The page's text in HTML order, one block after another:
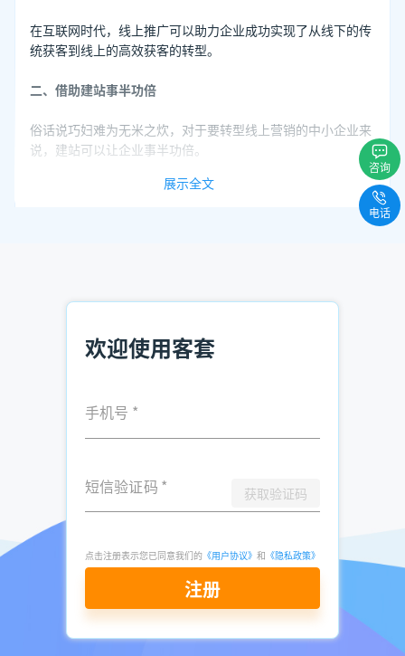
在互联网时代，线上推广可以助力企业成功实现了从线下的传
统获客到线上的高效获客的转型。
二、借助建站事半功倍
俗话说巧妇难为无米之炊，对于要转型线上营销的中小企业来
说，建站可以让企业事半功倍。
除此之外，企业在建站的同时还可以使用网站链接借助优质平
触达他的客户群，其效果有了显著的提升，使中小企业在线上
通过客套企业名录搜索软件，可根据企业目标客户画像，客户
通常销售每天打完电话后，都会在表格记录跟进，在数据整理
上花费较大精力。客套对接融合CRM，助人工智能与大数据技
术，销售可以边沟通，边记录跟进情况，还有强大的通话记录
录音保存，方便随时回顾与分析。
企业名录搜索软件可以帮助中小企业提升了整体业务开拓
找、客户数据表格整理的时间，重新将精力聚焦于销售业务本
展示全文
欢迎使用客套
手机号 *
短信验证码 * 获取验证码
点击注册表示您已同意我们的 《用户协议》 和 《隐私政策》
注册
咨询
电话